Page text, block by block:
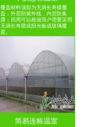
覆盖材料顶部为无滴长寿膜覆
盖，外层防紫外线，内层防集
露；四周可以根据用户需要采用
无滴长寿膜或阳光板或玻璃覆
盖。…
简易连栋温室